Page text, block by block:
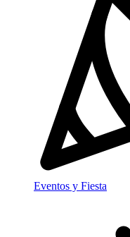
Eventos y Fiesta